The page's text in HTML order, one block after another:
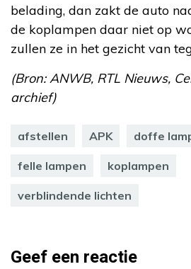
belading, dan zakt de auto
de koplampen daar niet op
zullen ze in het gezicht van
(Bron: ANWB, RTL Nieuws,
archief)
afstellen APK doffe
felle lampen koplampen
verblindende lichten
Geef een reactie